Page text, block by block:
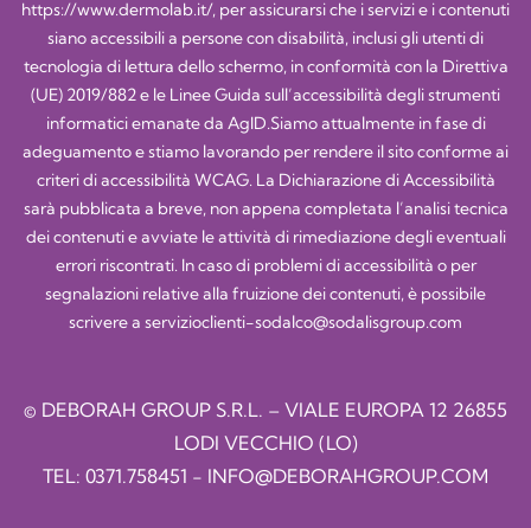
https://www.dermolab.it/, per assicurarsi che i servizi e i contenuti
siano accessibili a persone con disabilità, inclusi gli utenti di
tecnologia di lettura dello schermo, in conformità con la Direttiva
(UE) 2019/882 e le Linee Guida sull’accessibilità degli strumenti
informatici emanate da AgID.Siamo attualmente in fase di
adeguamento e stiamo lavorando per rendere il sito conforme ai
criteri di accessibilità WCAG. La Dichiarazione di Accessibilità
sarà pubblicata a breve, non appena completata l’analisi tecnica
dei contenuti e avviate le attività di rimediazione degli eventuali
errori riscontrati. In caso di problemi di accessibilità o per
segnalazioni relative alla fruizione dei contenuti, è possibile
scrivere a servizioclienti-sodalco@sodalisgroup.com
© DEBORAH GROUP S.R.L. – VIALE EUROPA 12 26855
LODI VECCHIO (LO)
TEL: 0371.758451 - INFO@DEBORAHGROUP.COM